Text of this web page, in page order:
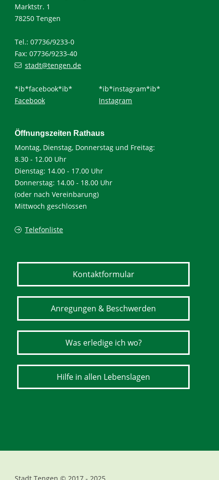
Marktstr. 1
78250 Tengen
Tel.: 07736/9233-0
Fax: 07736/9233-40
stadt@tengen.de
*ib*facebook*ib*
Facebook
*ib*instagram*ib*
Instagram
Öffnungszeiten Rathaus
Montag, Dienstag, Donnerstag und Freitag:
8.30 - 12.00 Uhr
Dienstag: 14.00 - 17.00 Uhr
Donnerstag: 14.00 - 18.00 Uhr
(oder nach Vereinbarung)
Mittwoch geschlossen
Telefonliste
Kontaktformular
Anregungen & Beschwerden
Was erledige ich wo?
Hilfe in allen Lebenslagen